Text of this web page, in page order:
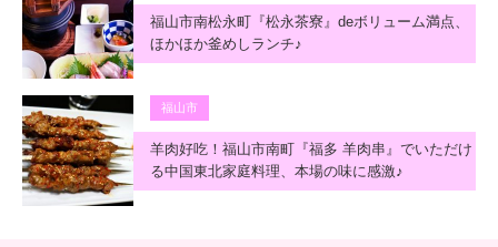
福山市南松永町『松永茶寮』deボリューム満点、
ほかほか釜めしランチ♪
福山市
羊肉好吃！福山市南町『福多 羊肉串』でいただけ
る中国東北家庭料理、本場の味に感激♪